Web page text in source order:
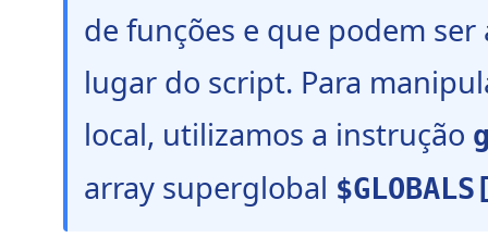
de funções e que podem
lugar do script. Para
local, utilizamos a instrução
array superglobal